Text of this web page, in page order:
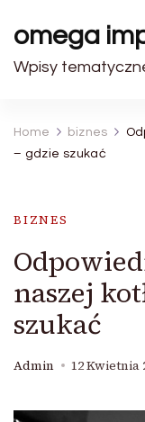
omega
Wpisy
Home biznes
– gdzie szukać
BIZNES
naszej
szukać
Admin 12 Kwietnia